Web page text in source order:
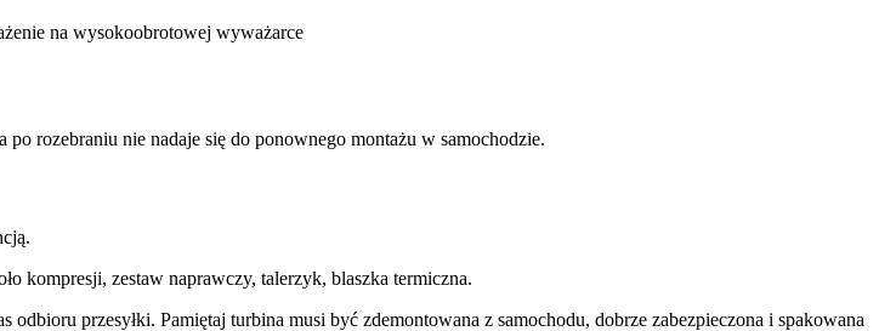
na wysokoobrotowej wyważarce
rozebraniu nie nadaje się do ponownego montażu w samochodzie.
kompresji, zestaw naprawczy, talerzyk, blaszka termiczna.
przesyłki. Pamiętaj turbina musi być zdemontowana z samochodu, dobrze zabezpieczona i spakowana